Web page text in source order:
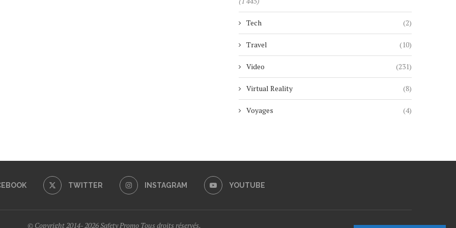
Tech (2)
Travel (10)
Video (231)
Virtual Reality (8)
Voyages (4)
TWITTER INSTAGRAM YOUTUBE
© Copyright 2014- 2026 Safety Promo Tous droits réservés.